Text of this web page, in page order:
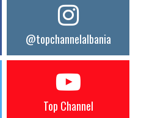
@topchannelalbania
Top Channel